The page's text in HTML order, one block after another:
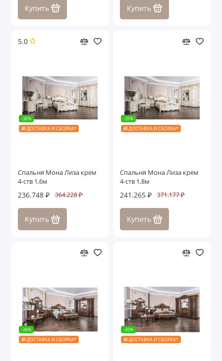
Купить Купить
5.0
-36%
🎁 ДОСТАВКА И СБОРКА*
Спальня Мона Лиза крем
4-ств 1,6м
236.748 ₽ 364.228 ₽
Купить
-35%
🎁 ДОСТАВКА И СБОРКА*
Спальня Мона Лиза крем
4-ств 1,8м
241.265 ₽ 371.177 ₽
Купить
-36%
🎁 ДОСТАВКА И СБОРКА*
-35%
🎁 ДОСТАВКА И СБОРКА*